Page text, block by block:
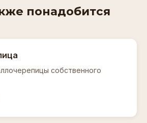
понадобится
собственного